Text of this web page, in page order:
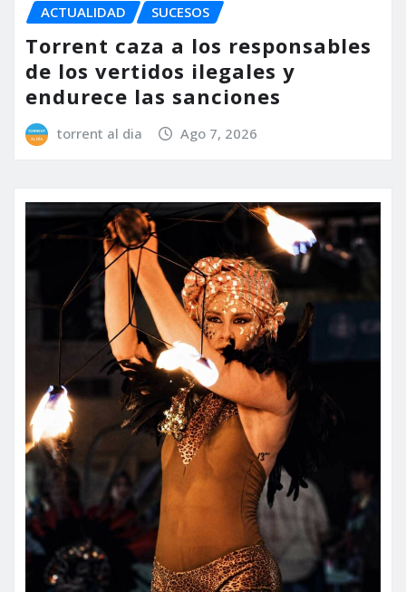
ACTUALIDAD SUCESOS
Torrent caza a los responsables
de los vertidos ilegales y
endurece las sanciones
torrent al dia Ago 7, 2026